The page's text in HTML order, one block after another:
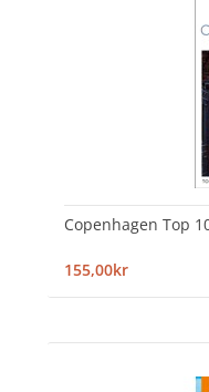
Copenhagen Top
155,00kr